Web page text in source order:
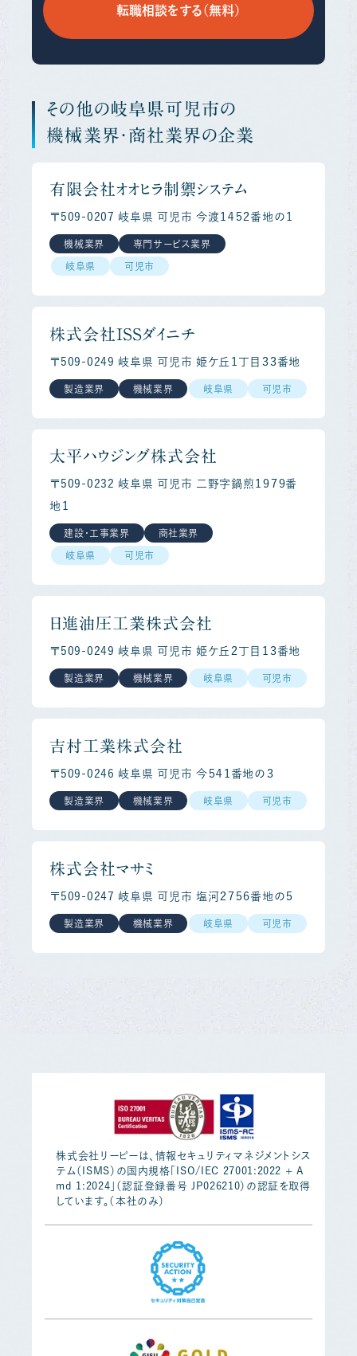
転職相談をする（無料）
その他の岐阜県可児市の
機械業界・商社業界の企業
有限会社オオヒラ制禦システム
〒509-0207 岐阜県 可児市 今渡１４５２番地の１
機械業界 専門サービス業界
岐阜県 可児市
株式会社ＩＳＳダイニチ
〒509-0249 岐阜県 可児市 姫ケ丘１丁目３３番地
製造業界 機械業界 岐阜県 可児市
太平ハウジング株式会社
〒509-0232 岐阜県 可児市 二野字鍋煎１９７９番
地１
建設・工事業界 商社業界
岐阜県 可児市
日進油圧工業株式会社
〒509-0249 岐阜県 可児市 姫ケ丘２丁目１３番地
製造業界 機械業界 岐阜県 可児市
吉村工業株式会社
〒509-0246 岐阜県 可児市 今５４１番地の３
製造業界 機械業界 岐阜県 可児市
株式会社マサミ
〒509-0247 岐阜県 可児市 塩河２７５６番地の５
製造業界 機械業界 岐阜県 可児市
株式会社リーピーは、情報セキュリティマネジメントシス
テム（ISMS）の国内規格「ISO/IEC 27001:2022 + A
md 1:2024」（認証登録番号 JP026210）の認証を取得
しています。（本社のみ）